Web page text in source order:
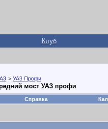
Клуб
> УАЗ Профи
мост УАЗ профи
Справка